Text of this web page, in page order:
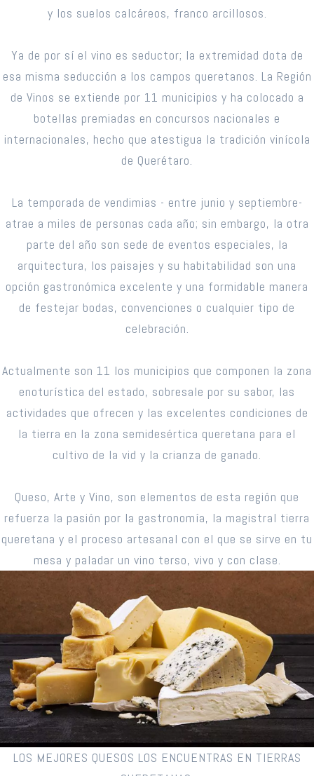
y los suelos calcáreos, franco arcillosos.
Ya de por sí el vino es seductor; la extremidad dota de
esa misma seducción a los campos queretanos. La Región
de Vinos se extiende por 11 municipios y ha colocado a
botellas premiadas en concursos nacionales e
internacionales, hecho que atestigua la tradición vinícola
de Querétaro.
La temporada de vendimias - entre junio y septiembre-
atrae a miles de personas cada año; sin embargo, la otra
parte del año son sede de eventos especiales, la
arquitectura, los paisajes y su habitabilidad son una
opción gastronómica excelente y una formidable manera
de festejar bodas, convenciones o cualquier tipo de
celebración.
Actualmente son 11 los municipios que componen la zona
enoturística del estado, sobresale por su sabor, las
actividades que ofrecen y las excelentes condiciones de
la tierra en la zona semidesértica queretana para el
cultivo de la vid y la crianza de ganado.
Queso, Arte y Vino, son elementos de esta región que
refuerza la pasión por la gastronomía, la magistral tierra
queretana y el proceso artesanal con el que se sirve en tu
mesa y paladar un vino terso, vivo y con clase.
LOS MEJORES QUESOS LOS ENCUENTRAS EN TIERRAS